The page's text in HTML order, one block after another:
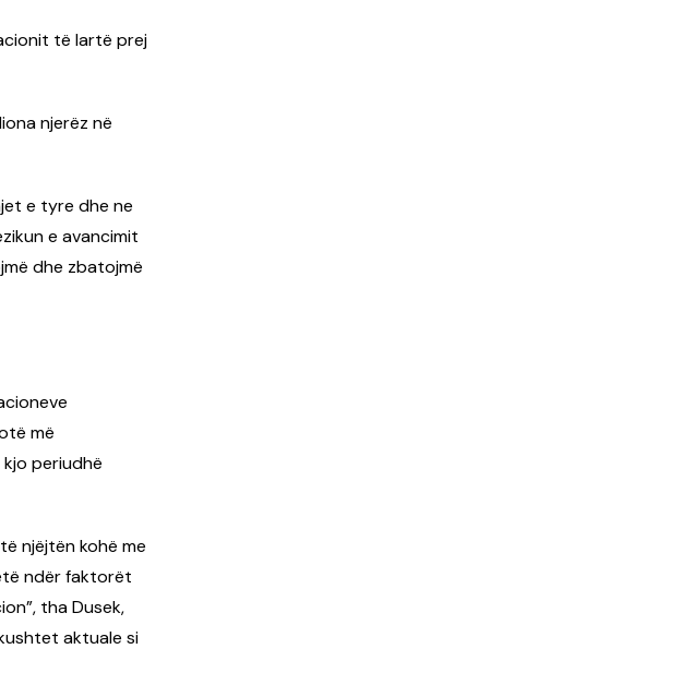
të lartë prej
njerëz në
e tyre dhe ne
e avancimit
dhe zbatojmë
më
periudhë
njëjtën kohë me
ndër faktorët
tha Dusek,
aktuale si